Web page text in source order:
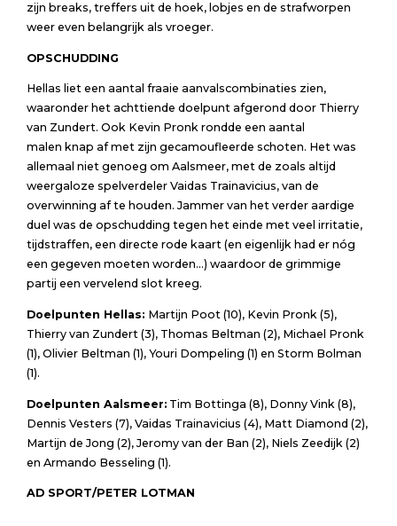
zijn breaks, treffers uit de hoek, lobjes en de strafworpen
weer even belangrijk als vroeger.
OPSCHUDDING
Hellas liet een aantal fraaie aanvalscombinaties zien,
waaronder het achttiende doelpunt afgerond door Thierry
van Zundert. Ook Kevin Pronk rondde een aantal
malen knap af met zijn gecamoufleerde schoten. Het was
allemaal niet genoeg om Aalsmeer, met de zoals altijd
weergaloze spelverdeler Vaidas Trainavicius, van de
overwinning af te houden. Jammer van het verder aardige
duel was de opschudding tegen het einde met veel irritatie,
tijdstraffen, een directe rode kaart (en eigenlijk had er nóg
een gegeven moeten worden…) waardoor de grimmige
partij een vervelend slot kreeg.
Doelpunten Hellas: Martijn Poot (10), Kevin Pronk (5),
Thierry van Zundert (3), Thomas Beltman (2), Michael Pronk
(1), Olivier Beltman (1), Youri Dompeling (1) en Storm Bolman
(1).
Doelpunten Aalsmeer:Tim Bottinga (8), Donny Vink (8),
Dennis Vesters (7), Vaidas Trainavicius (4), Matt Diamond (2),
Martijn de Jong (2), Jeromy van der Ban (2), Niels Zeedijk (2)
en Armando Besseling (1).
AD SPORT/PETER LOTMAN